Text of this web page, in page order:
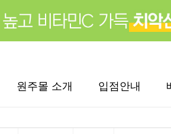
원주몰 소개 입점안내